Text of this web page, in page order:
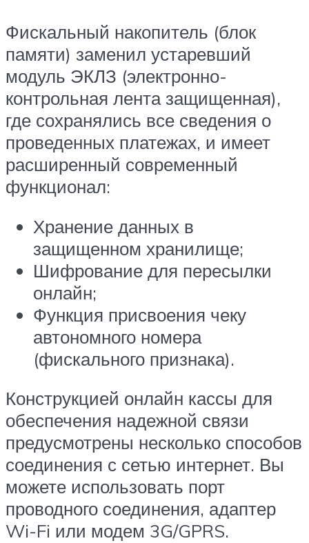
Фискальный накопитель (блок
памяти) заменил устаревший
модуль ЭКЛЗ (электронно-
контрольная лента защищенная),
где сохранялись все сведения о
проведенных платежах, и имеет
расширенный современный
функционал:
Хранение данных в
защищенном хранилище;
Шифрование для пересылки
онлайн;
Функция присвоения чеку
автономного номера
(фискального признака).
Конструкцией онлайн кассы для
обеспечения надежной связи
предусмотрены несколько способов
соединения с сетью интернет. Вы
можете использовать порт
проводного соединения, адаптер
Wi-Fi или модем 3G/GPRS.